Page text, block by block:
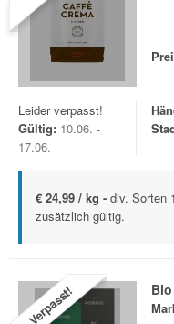
Leider verpasst!
Gültig: 10.06. -
17.06.
€ 24,99 / kg - div. Sorten
zusätzlich gültig.
Verpasst!